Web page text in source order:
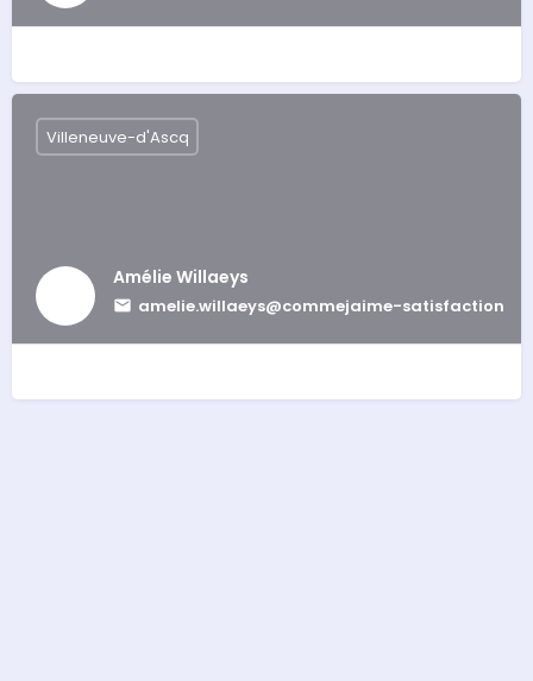
Amélie Willaeys
amelie.willaeys@commejaime-satisfaction.fr
Villeneuve-d'Ascq